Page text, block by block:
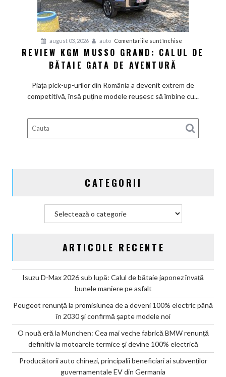
august 03, 2026 auto Comentariile sunt închise
Review
Grand:
Calul
bătaie
gata
de
REVIEW KGM MUSSO GRAND: CALUL DE
BĂTAIE GATA DE AVENTURĂ
Piața pick-up-urilor din România a devenit extrem de
competitivă, însă puține modele reușesc să îmbine cu...
CATEGORII
ARTICOLE RECENTE
Isuzu D-Max 2026 sub lupă: Calul de bătaie japonez învață
bunele maniere pe asfalt
Peugeot renunță la promisiunea de a deveni 100% electric până
în 2030 și confirmă șapte modele noi
O nouă eră la Munchen: Cea mai veche fabrică BMW renunță
definitiv la motoarele termice și devine 100% electrică
Producătorii auto chinezi, principalii beneficiari ai subvenților
guvernamentale EV din Germania